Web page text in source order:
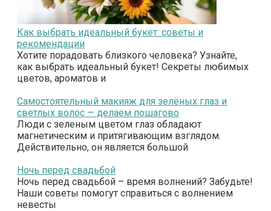
Как выбрать идеальный букет: советы и
рекомендации
Хотите порадовать близкого человека? Узнайте,
как выбрать идеальный букет! Секреты любимых
цветов, ароматов и
Самостоятельный макияж для зелёных глаз и
светлых волос — делаем пошагово
Люди с зеленым цветом глаз обладают
магнетическим и притягивающим взглядом.
Действительно, он является большой
Ночь перед свадьбой
Ночь перед свадьбой – время волнений? Забудьте!
Наши советы помогут справиться с волнением
невесты